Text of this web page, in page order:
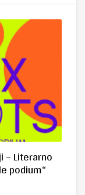
– Literarno
podium“